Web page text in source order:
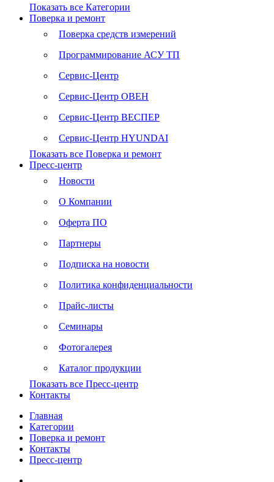
Показать все Категории
Поверка и ремонт
Поверка средств измерений
Программирование АСУ ТП
Сервис-Центр
Сервис-Центр ОВЕН
Сервис-Центр ВЕСПЕР
Сервис-Центр HYUNDAI
Показать все Поверка и ремонт
Пресс-центр
Новости
О Компании
Оферта ПО
Партнеры
Подписка на новости
Политика конфиденциальности
Прайс-листы
Семинары
Фотогалерея
Каталог продукции
Показать все Пресс-центр
Контакты
Главная
Категории
Поверка и ремонт
Контакты
Пресс-центр